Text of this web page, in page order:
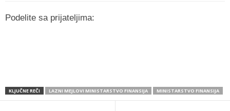
Podelite sa prijateljima:
KLJUČNE REČI LAZNI MEJLOVI MINISTARSTVO FINANSIJA MINISTARSTVO FINANSIJA